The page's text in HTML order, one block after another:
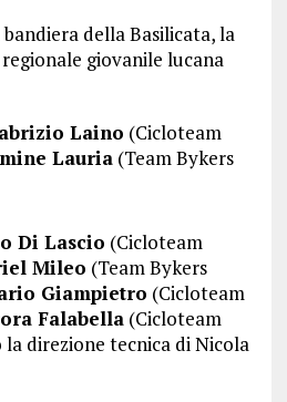
della Basilicata, la
giovanile lucana
Laino (Cicloteam
Lauria(Team Bykers
Di Lascio (Cicloteam
Mileo (Team Bykers
Giampietro (Cicloteam
Falabella(Cicloteam
direzione tecnica di Nicola